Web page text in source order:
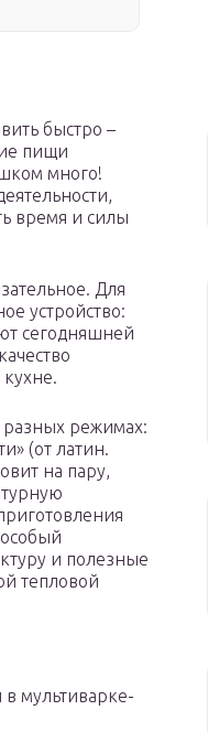
быстро –
пищи
много!
время и силы
Для
устройство:
сегодняшней
разных режимах:
(от латин.
на пару,
и полезные
тепловой
мультиварке-